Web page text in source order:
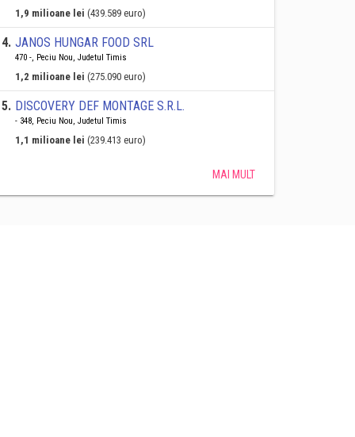
1,9 milioane lei (439.589 euro)
4. JANOS HUNGAR FOOD SRL
470 -, Peciu Nou, Judetul Timis
1,2 milioane lei (275.090 euro)
5. DISCOVERY DEF MONTAGE S.R.L.
- 348, Peciu Nou, Judetul Timis
1,1 milioane lei (239.413 euro)
MAI MULT